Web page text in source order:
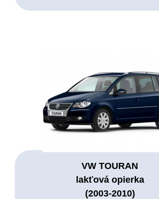
VW TOURAN
lakťová opierka
(2003-2010)